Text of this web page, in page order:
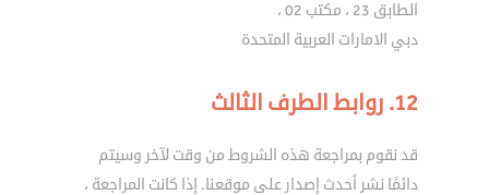
الطابق 23 ، مكتب 02 ،
دبي الامارات العربية المتحدة
12. روابط الطرف الثالث
قد نقوم بمراجعة هذه الشروط من وقت لآخر وسيتم
دائمًا نشر أحدث إصدار على موقعنا. إذا كانت المراجعة ،